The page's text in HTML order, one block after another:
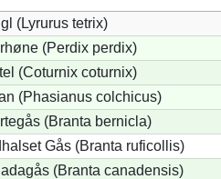
(Lyrurus tetrix)
(Perdix perdix)
(Coturnix coturnix)
(Phasianus colchicus)
(Branta bernicla)
Gås (Branta ruficollis)
(Branta canadensis)